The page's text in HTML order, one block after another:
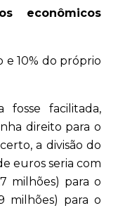
econômicos
e 10% do próprio
fosse facilitada,
direito para o
a divisão do
euros seria com
milhões) para o
milhões) para o